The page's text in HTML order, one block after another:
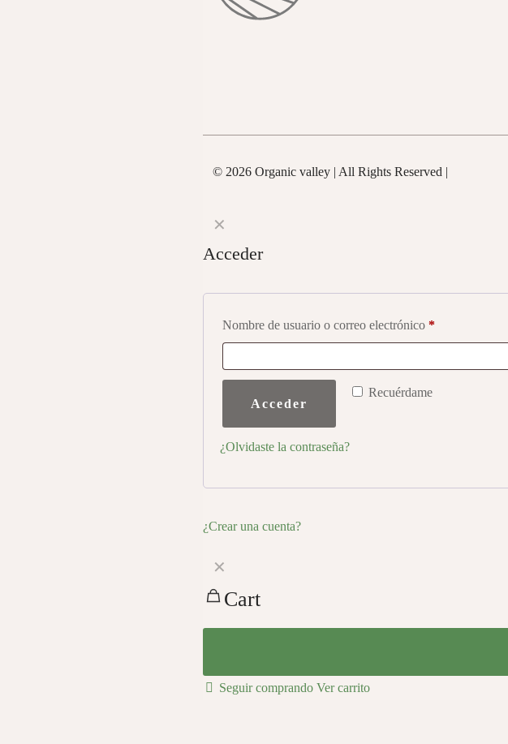
© 2026 Organic valley | All Rights Reserved |
✕
Acceder
Nombre de usuario o correo electrónico *
Recuérdame
Acceder
¿Olvidaste la contraseña?
¿Crear una cuenta?
✕
Cart
Seguir comprando Ver carrito